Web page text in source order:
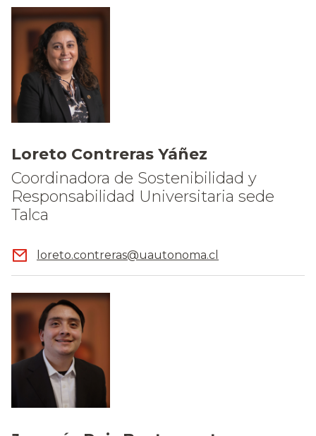
Loreto Contreras Yáñez
Coordinadora de Sostenibilidad y
Responsabilidad Universitaria sede
Talca
loreto.contreras@uautonoma.cl